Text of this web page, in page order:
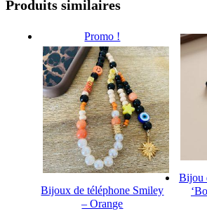
Produits similaires
Promo !
Bijoux de téléphone Smiley
– Orange
Bijou